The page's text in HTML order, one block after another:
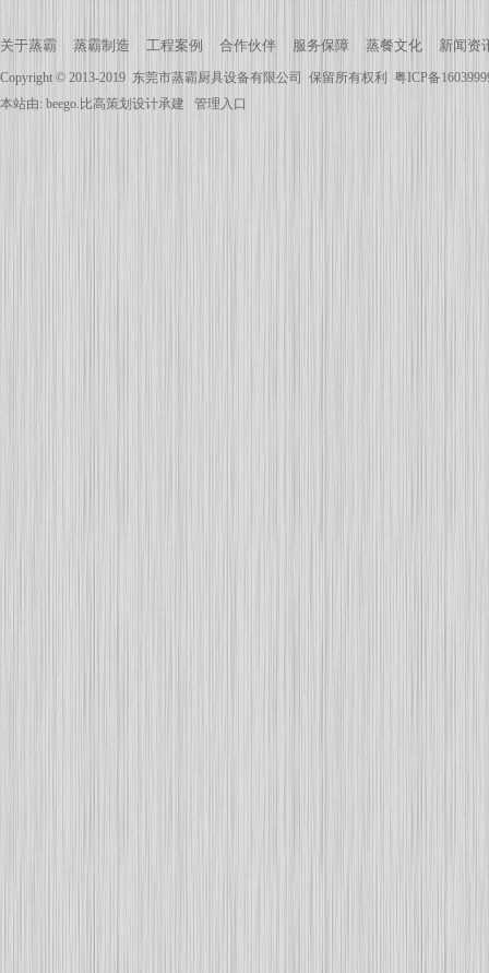
关于蒸霸 蒸霸制造 工程案例 合作伙伴 服务保障 蒸餐文化 新闻资
Copyright © 2013-2019 东莞市蒸霸厨具设备有限公司 保留所有权利 粤ICP备
本站由: beego.比高策划设计承建 管理入口